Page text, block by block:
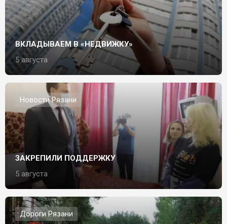
ВКЛАДЫВАЕМ В «НЕДВИЖКУ»
5 августа
Новости Рязани
ЗАКРЕПИЛИ ПОДДЕРЖКУ
5 августа
Дороги Рязани